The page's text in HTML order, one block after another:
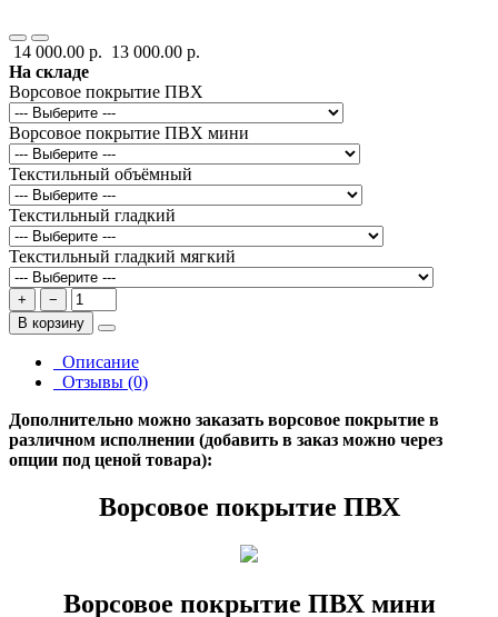
14 000.00 р. 13 000.00 р.
На складе
Ворсовое покрытие ПВХ
Ворсовое покрытие ПВХ мини
Текстильный объёмный
Текстильный гладкий
Текстильный гладкий мягкий
+
−
В корзину
Описание
Отзывы (0)
Дополнительно можно заказать ворсовое покрытие в
различном исполнении (добавить в заказ можно через
опции под ценой товара):
Ворсовое покрытие ПВХ
Ворсовое покрытие ПВХ мини